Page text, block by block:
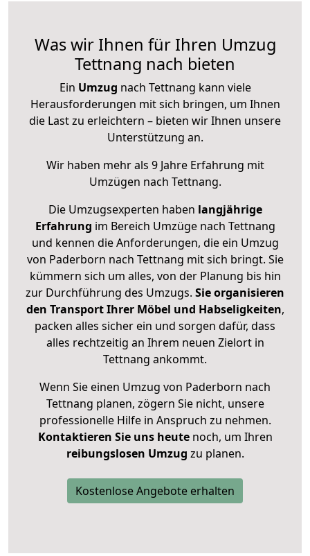
Was wir Ihnen für Ihren Umzug
Tettnang nach bieten
Ein Umzug nach Tettnang kann viele
Herausforderungen mit sich bringen, um Ihnen
die Last zu erleichtern – bieten wir Ihnen unsere
Unterstützung an.
Wir haben mehr als 9 Jahre Erfahrung mit
Umzügen nach Tettnang.
Die Umzugsexperten haben langjährige
Erfahrung im Bereich Umzüge nach Tettnang
und kennen die Anforderungen, die ein Umzug
von Paderborn nach Tettnang mit sich bringt. Sie
kümmern sich um alles, von der Planung bis hin
zur Durchführung des Umzugs. Sie organisieren
den Transport Ihrer Möbel und Habseligkeiten,
packen alles sicher ein und sorgen dafür, dass
alles rechtzeitig an Ihrem neuen Zielort in
Tettnang ankommt.
Wenn Sie einen Umzug von Paderborn nach
Tettnang planen, zögern Sie nicht, unsere
professionelle Hilfe in Anspruch zu nehmen.
Kontaktieren Sie uns heutenoch, um Ihren
reibungslosen Umzug zu planen.
Kostenlose Angebote erhalten